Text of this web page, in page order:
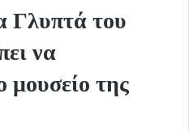
Γλυπτά του
να
μουσείο της